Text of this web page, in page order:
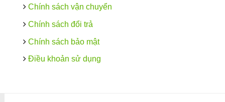
Chính sách vận chuyển
Chính sách đổi trả
Chính sách bảo mật
Điều khoản sử dụng